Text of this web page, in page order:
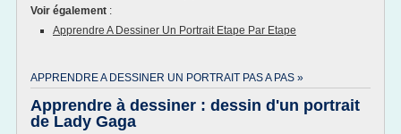
Voir également :
Apprendre A Dessiner Un Portrait Etape Par Etape
APPRENDRE A DESSINER UN PORTRAIT PAS A PAS »
Apprendre à dessiner : dessin d'un portrait
de Lady Gaga